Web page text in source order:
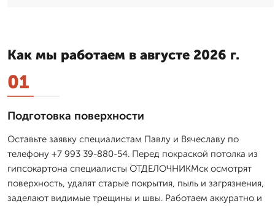
Как мы работаем в августе 2026 г.
01
Подготовка поверхности
Оставьте заявку специалистам Павлу и Вячеславу по
телефону +7 993 39-880-54. Перед покраской потолка из
гипсокартона специалисты ОТДЕЛОЧНИКМск осмотрят
поверхность, удалят старые покрытия, пыль и загрязнения,
заделают видимые трещины и швы. Работаем аккуратно и